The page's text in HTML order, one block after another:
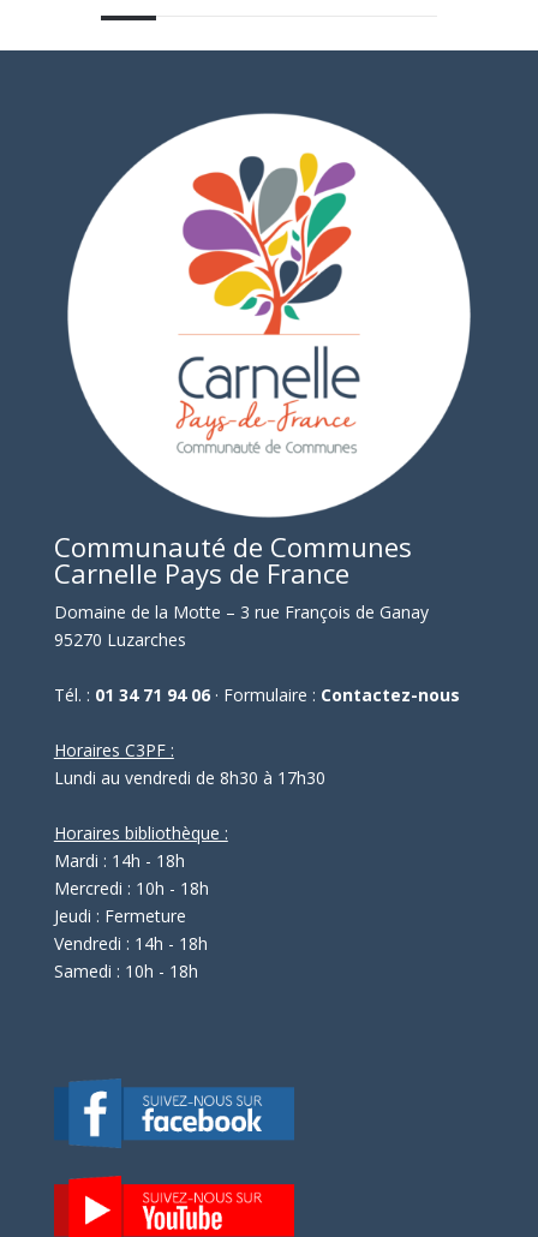
Communauté de Communes
Carnelle Pays de France
Domaine de la Motte – 3 rue François de Ganay
95270 Luzarches
Tél. : 01 34 71 94 06· Formulaire : Contactez-nous
Horaires C3PF :
Lundi au vendredi de 8h30 à 17h30
Horaires bibliothèque :
Mardi : 14h - 18h
Mercredi : 10h - 18h
Jeudi : Fermeture
Vendredi : 14h - 18h
Samedi : 10h - 18h